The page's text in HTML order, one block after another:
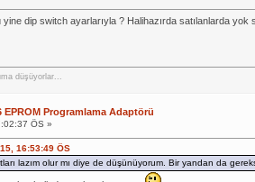
dip switch ayarlarıyla ? Halihazırda satılanlarda yok
düşüyorlar...
EPROM Programlama Adaptörü
ÖS »
16:53:49 ÖS
lazım olur mı diye de düşünüyorum. Bir yandan da